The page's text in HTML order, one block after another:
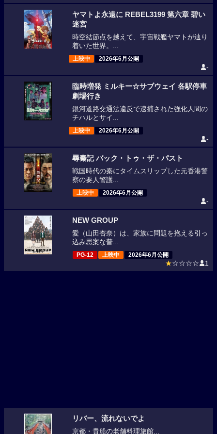
ヤマトよ永遠に REBEL3199 第六章 碧い
迷宮
時空結節点を越えて、宇宙戦艦ヤマトが辿り
着いた世界。...
上映中 2026年6月公開
-
臨時増発 ミルキー☆サブウェイ 各駅停車
劇場行き
銀河道路交通法違反で逮捕された強化人間の
チハルとサイ...
上映中 2026年6月公開
-
尋秦記 バック・トゥ・ザ・パスト
戦国時代の秦にタイムスリップした元香港警
察の要人警護...
上映中 2026年6月公開
-
NEW GROUP
愛（山田杏奈）は、家族に問題を抱える引っ
込み思案な普...
PG-12 上映中 2026年6月公開
★☆☆☆☆ 1
リバー、流れないでよ
京都・貴船の老舗料理旅館...